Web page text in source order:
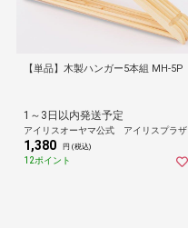
【単品】木製ハンガー5本組 MH-5P
1～3日以内発送予定
アイリスオーヤマ公式 アイリスプラザ
1,380 円 (税込)
12ポイント